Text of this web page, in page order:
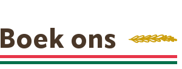
Boek ons